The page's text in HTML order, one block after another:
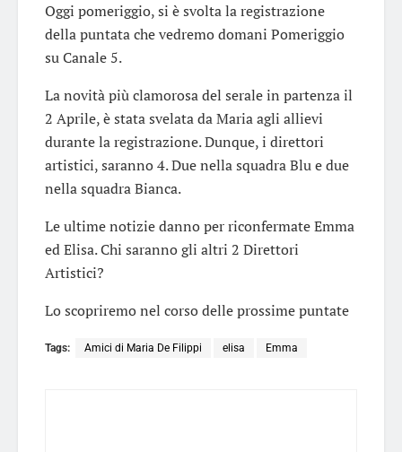
Oggi pomeriggio, si è svolta la registrazione
della puntata che vedremo domani Pomeriggio
su Canale 5.
La novità più clamorosa del serale in partenza il
2 Aprile, è stata svelata da Maria agli allievi
durante la registrazione. Dunque, i direttori
artistici, saranno 4. Due nella squadra Blu e due
nella squadra Bianca.
Le ultime notizie danno per riconfermate Emma
ed Elisa. Chi saranno gli altri 2 Direttori
Artistici?
Lo scopriremo nel corso delle prossime puntate
Tags: Amici di Maria De Filippi elisa Emma